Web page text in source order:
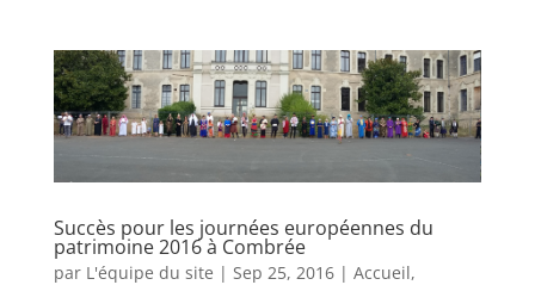
Succès pour les journées européennes du
patrimoine 2016 à Combrée
par L'équipe du site | Sep 25, 2016| Accueil,